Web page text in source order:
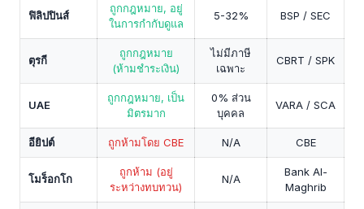
ฟิลิปปินส์
ถูกกฎหมาย, อยู่
ในการกำกับดูแล
5-32% BSP / SEC
ตุรกี
ถูกกฎหมาย
(ห้ามชำระเงิน)
ไม่มีภาษี
เฉพาะ
CBRT / SPK
UAE
ถูกกฎหมาย, เป็น
มิตรมาก
0% ส่วน
บุคคล
VARA / SCA
อียิปต์ ถูกห้ามโดย CBE N/A CBE
โมร็อกโก
ถูกห้าม (อยู่
ระหว่างทบทวน)
N/A
Bank Al-
Maghrib